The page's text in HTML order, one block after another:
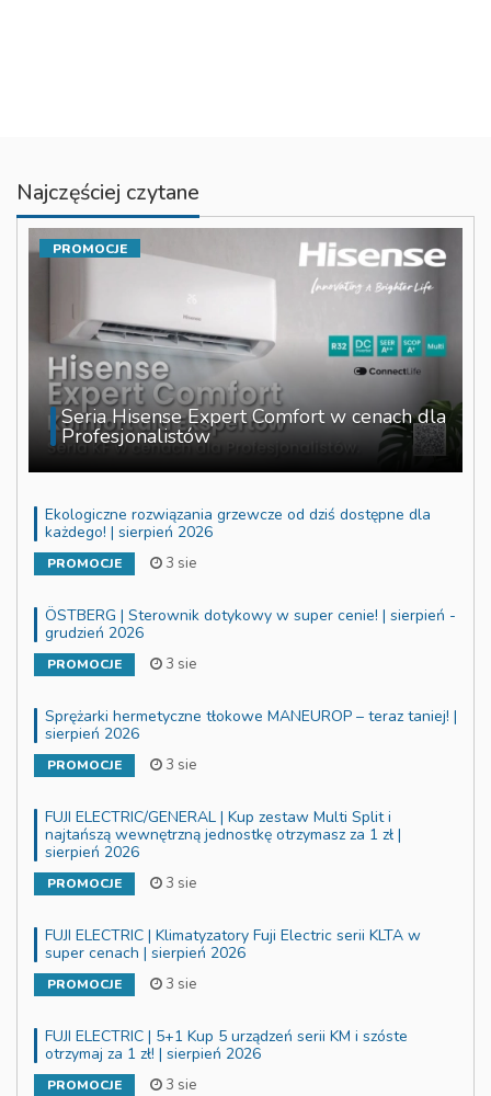
Najczęściej czytane
Seria Hisense Expert Comfort w cenach dla
Profesjonalistów
PROMOCJE
Ekologiczne rozwiązania grzewcze od dziś dostępne dla
każdego! | sierpień 2026
PROMOCJE 3 sie
ÖSTBERG | Sterownik dotykowy w super cenie! | sierpień -
grudzień 2026
PROMOCJE 3 sie
Sprężarki hermetyczne tłokowe MANEUROP – teraz taniej! |
sierpień 2026
PROMOCJE 3 sie
FUJI ELECTRIC/GENERAL | Kup zestaw Multi Split i
najtańszą wewnętrzną jednostkę otrzymasz za 1 zł |
sierpień 2026
PROMOCJE 3 sie
FUJI ELECTRIC | Klimatyzatory Fuji Electric serii KLTA w
super cenach | sierpień 2026
PROMOCJE 3 sie
FUJI ELECTRIC | 5+1 Kup 5 urządzeń serii KM i szóste
otrzymaj za 1 zł! | sierpień 2026
PROMOCJE 3 sie